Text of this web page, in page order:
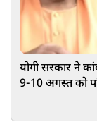
योगी सरकार ने
9-10 अगस्त को